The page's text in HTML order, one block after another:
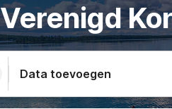
Verenigd
Data toevoegen